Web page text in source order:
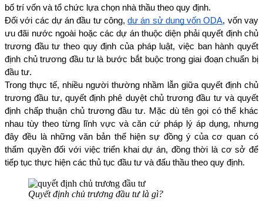
bố trí vốn và tổ chức lựa chọn nhà thầu theo quy định.
Đối với các dự án đầu tư công, dự án sử dụng vốn ODA, vốn vay
ưu đãi nước ngoài hoặc các dự án thuộc diện phải quyết định chủ
trương đầu tư theo quy định của pháp luật, việc ban hành quyết
định chủ trương đầu tư là bước bắt buộc trong giai đoạn chuẩn bị
đầu tư.
Trong thực tế, nhiều người thường nhầm lẫn giữa quyết định chủ
trương đầu tư, quyết định phê duyệt chủ trương đầu tư và quyết
định chấp thuận chủ trương đầu tư. Mặc dù tên gọi có thể khác
nhau tùy theo từng lĩnh vực và căn cứ pháp lý áp dụng, nhưng
đây đều là những văn bản thể hiện sự đồng ý của cơ quan có
thẩm quyền đối với việc triển khai dự án, đồng thời là cơ sở để
tiếp tục thực hiện các thủ tục đầu tư và đấu thầu theo quy định.
Quyết định chủ trương đầu tư là gì?